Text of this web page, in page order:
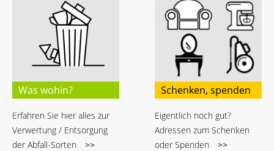
Was wohin?
Erfahren Sie hier alles zur
Verwertung / Entsorgung
der Abfall-Sorten
>>
Schenken, spenden
Eigentlich noch gut?
Adressen zum Schenken
oder Spenden
>>